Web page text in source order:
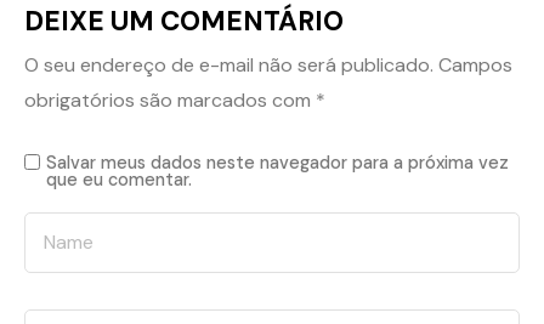
DEIXE UM COMENTÁRIO
O seu endereço de e-mail não será publicado. Campos
obrigatórios são marcados com *
Salvar meus dados neste navegador para a próxima vez
que eu comentar.